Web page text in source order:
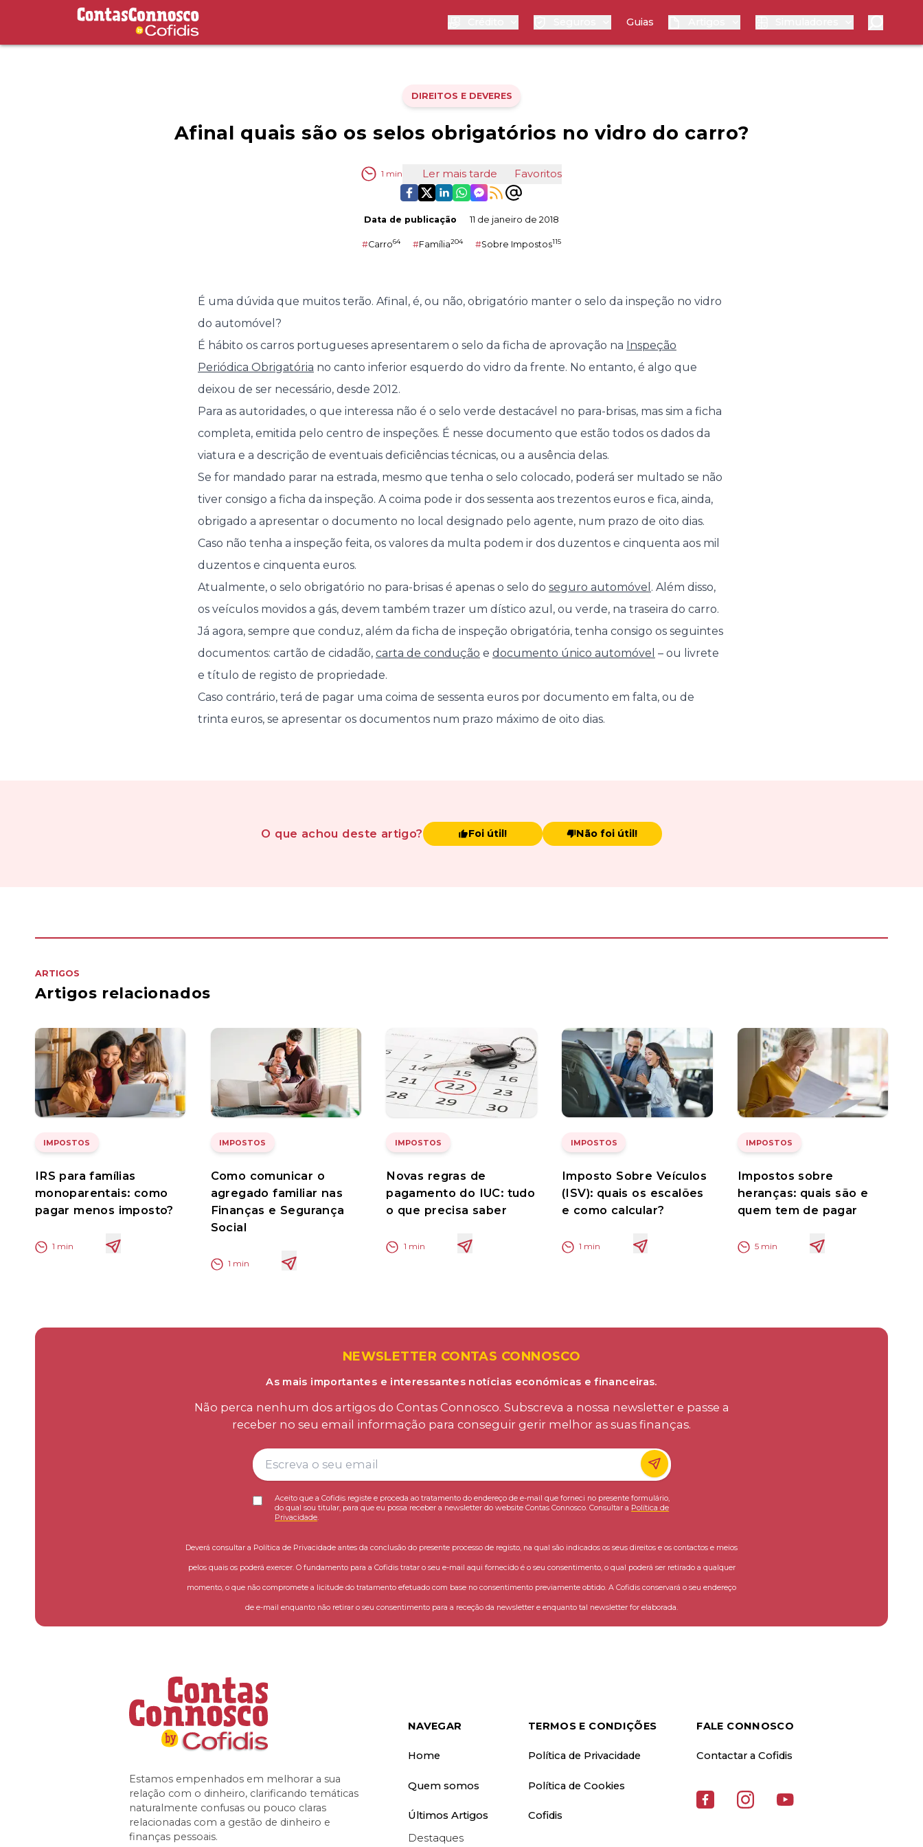
Contas Connosco by Cofidis Guias
DIREITOS E DEVERES
Afinal quais são os selos obrigatórios no vidro do carro?
1 min Ler mais tarde Favoritos
Data de publicação 11 de janeiro de 2018
#Carro64 #Família204 #Sobre Impostos115
É uma dúvida que muitos terão. Afinal, é, ou não, obrigatório manter o selo da inspeção no vidro
do automóvel?
É hábito os carros portugueses apresentarem o selo da ficha de aprovação na Inspeção
Periódica Obrigatória no canto inferior esquerdo do vidro da frente. No entanto, é algo que
deixou de ser necessário, desde 2012.
Para as autoridades, o que interessa não é o selo verde destacável no para-brisas, mas sim a ficha
completa, emitida pelo centro de inspeções. É nesse documento que estão todos os dados da
viatura e a descrição de eventuais deficiências técnicas, ou a ausência delas.
Se for mandado parar na estrada, mesmo que tenha o selo colocado, poderá ser multado se não
tiver consigo a ficha da inspeção. A coima pode ir dos sessenta aos trezentos euros e fica, ainda,
obrigado a apresentar o documento no local designado pelo agente, num prazo de oito dias.
Caso não tenha a inspeção feita, os valores da multa podem ir dos duzentos e cinquenta aos mil
duzentos e cinquenta euros.
Atualmente, o selo obrigatório no para-brisas é apenas o selo do seguro automóvel . Além disso,
os veículos movidos a gás, devem também trazer um dístico azul, ou verde, na traseira do carro.
Já agora, sempre que conduz, além da ficha de inspeção obrigatória, tenha consigo os seguintes
documentos: cartão de cidadão, carta de condução e documento único automóvel – ou livrete
e título de registo de propriedade.
Caso contrário, terá de pagar uma coima de sessenta euros por documento em falta, ou de
trinta euros, se apresentar os documentos num prazo máximo de oito dias.
O que achou deste artigo? Foi útil! Não foi útil!
ARTIGOS
Artigos relacionados
IMPOSTOS
IRS para famílias
monoparentais: como
pagar menos imposto?
1 min
IMPOSTOS
Como comunicar o
agregado familiar nas
Finanças e Segurança
Social
1 min
IMPOSTOS
Novas regras de
pagamento do IUC: tudo
o que precisa saber
1 min
IMPOSTOS
Imposto Sobre Veículos
(ISV): quais os escalões
e como calcular?
1 min
IMPOSTOS
Impostos sobre
heranças: quais são e
quem tem de pagar
5 min
NEWSLETTER CONTAS CONNOSCO
As mais importantes e interessantes notícias económicas e financeiras.
Não perca nenhum dos artigos do Contas Connosco. Subscreva a nossa newsletter e passe a
receber no seu email informação para conseguir gerir melhor as suas finanças.
Aceito que a Cofidis registe e proceda ao tratamento do endereço de e-mail que forneci no presente formulário,
do qual sou titular, para que eu possa receber a newsletter do website Contas Connosco. Consultar a Política de
Privacidade.
Deverá consultar a Política de Privacidade antes da conclusão do presente processo de registo, na qual são indicados os seus direitos e os contactos e meios
pelos quais os poderá exercer. O fundamento para a Cofidis tratar o seu e-mail aqui fornecido é o seu consentimento, o qual poderá ser retirado a qualquer
momento, o que não compromete a licitude do tratamento efetuado com base no consentimento previamente obtido. A Cofidis conservará o seu endereço
de e-mail enquanto não retirar o seu consentimento para a receção da newsletter e enquanto tal newsletter for elaborada.
Estamos empenhados em melhorar a sua
relação com o dinheiro, clarificando temáticas
naturalmente confusas ou pouco claras
relacionadas com a gestão de dinheiro e
finanças pessoais.
NAVEGAR
Home
Quem somos
Últimos Artigos
Destaques
TERMOS E CONDIÇÕES
Política de Privacidade
Política de Cookies
Cofidis
FALE CONNOSCO
Contactar a Cofidis